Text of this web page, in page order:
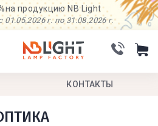
на продукцию NB Light
г. по 31.08.2026 г.
КОНТАКТЫ